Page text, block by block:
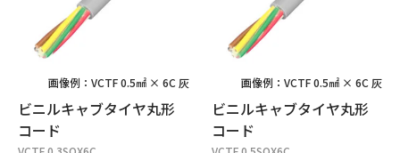
画像例：VCTF 0.5㎟ × 6C 灰
ビニルキャブタイヤ丸形
コード
画像例：VCTF 0.5㎟ × 6C 灰
ビニルキャブタイヤ丸形
コード